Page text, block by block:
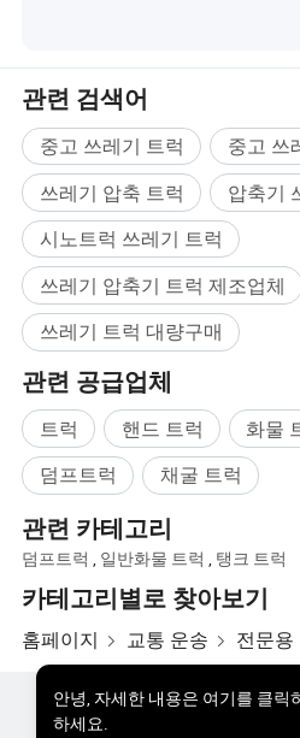
콤팩터 쓰레기 트럭,
스윙 암 쓰레기 트럭,
쓰레기 트럭을 후크리𝔄트,
롤오𝔄 쓰레기 트럭,
쓰레기통 들어올리기,
덤퍼 쓰레기 트럭,
밀폐된 쓰레기 트럭,
컨테이너 쓰레기 트럭,
후방 적재 쓰레기 트럭 등
왜 우리는 쓰레기 트럭으로 선택𝕠까요?
관련 검색어
중고 쓰레기 트럭
중고 쓰
쓰레기 압축 트럭
압축기
시노트럭 쓰레기 트럭
쓰레기 압축기 트럭 제조업체
쓰레기 트럭 대량구매
관련 공급업체
트럭 핸드 트럭 화물
덤프트럭
채굴 트럭
관련 카테고리
덤프트럭 , 일반화물 트럭 , 탱크 트럭
카테고리별로 찾아보기
홈페이지 교통 운송 전문용
안녕, 자세한 내용은 여기를 클릭
하세요.
핫한 제품 핫 제품 가격 도